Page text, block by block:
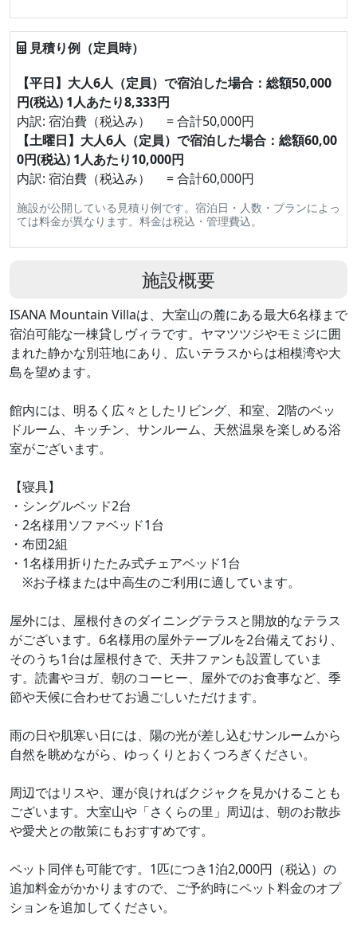
見積り例（定員時）
【平日】大人6人（定員）で宿泊した場合：総額50,000
円(税込) 1人あたり8,333円
内訳: 宿泊費（税込み） = 合計50,000円
【土曜日】大人6人（定員）で宿泊した場合：総額60,00
0円(税込) 1人あたり10,000円
内訳: 宿泊費（税込み） = 合計60,000円
施設が公開している見積り例です。宿泊日・人数・プランによっ
ては料金が異なります。料金は税込・管理費込。
施設概要
ISANA Mountain Villaは、大室山の麓にある最大6名様まで
宿泊可能な一棟貸しヴィラです。ヤマツツジやモミジに囲
まれた静かな別荘地にあり、広いテラスからは相模湾や大
島を望めます。
館内には、明るく広々としたリビング、和室、2階のベッ
ドルーム、キッチン、サンルーム、天然温泉を楽しめる浴
室がございます。
【寝具】
・シングルベッド2台
・2名様用ソファベッド1台
・布団2組
・1名様用折りたたみ式チェアベッド1台
※お子様または中高生のご利用に適しています。
屋外には、屋根付きのダイニングテラスと開放的なテラス
がございます。6名様用の屋外テーブルを2台備えており、
そのうち1台は屋根付きで、天井ファンも設置していま
す。読書やヨガ、朝のコーヒー、屋外でのお食事など、季
節や天候に合わせてお過ごしいただけます。
雨の日や肌寒い日には、陽の光が差し込むサンルームから
自然を眺めながら、ゆっくりとおくつろぎください。
周辺ではリスや、運が良ければクジャクを見かけることも
ございます。大室山や「さくらの里」周辺は、朝のお散歩
や愛犬との散策にもおすすめです。
ペット同伴も可能です。1匹につき1泊2,000円（税込）の
追加料金がかかりますので、ご予約時にペット料金のオプ
ションを追加してください。